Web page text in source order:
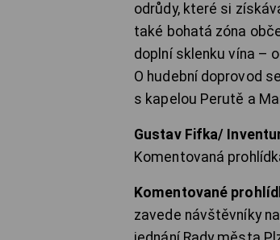
odrůdy, které si
také bohatá zóna
doplní sklenku vína –
O hudební doprovod
s kapelou Perutě a
Gustav Fifka/
Komentovaná
Komentované
zavede návštěvníky